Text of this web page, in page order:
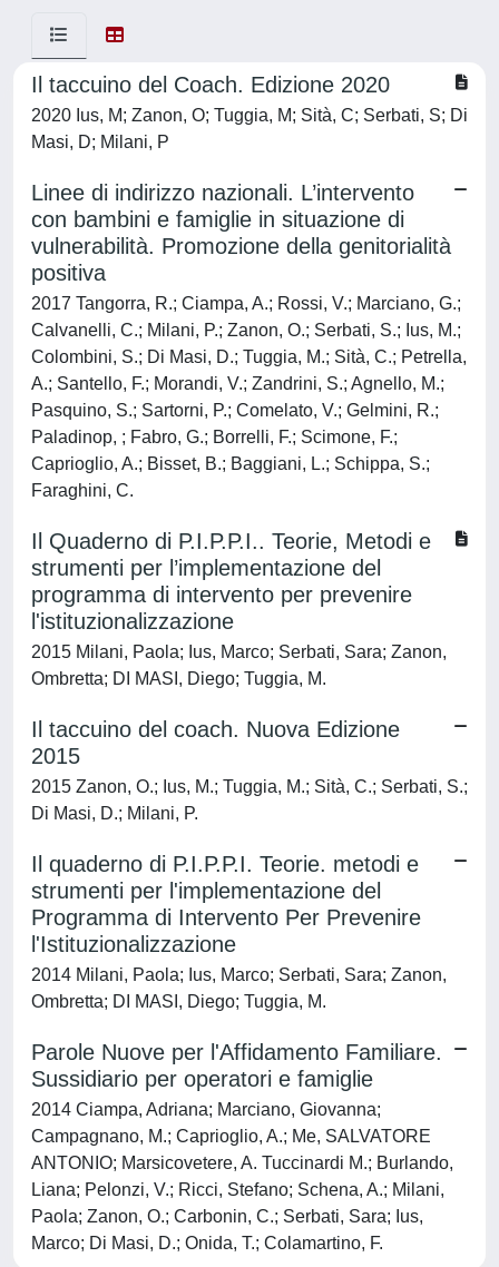
Il taccuino del Coach. Edizione 2020
2020 Ius, M; Zanon, O; Tuggia, M; Sità, C; Serbati, S; Di
Masi, D; Milani, P
Linee di indirizzo nazionali. L’intervento
con bambini e famiglie in situazione di
vulnerabilità. Promozione della genitorialità
positiva
2017 Tangorra, R.; Ciampa, A.; Rossi, V.; Marciano, G.;
Calvanelli, C.; Milani, P.; Zanon, O.; Serbati, S.; Ius, M.;
Colombini, S.; Di Masi, D.; Tuggia, M.; Sità, C.; Petrella,
A.; Santello, F.; Morandi, V.; Zandrini, S.; Agnello, M.;
Pasquino, S.; Sartorni, P.; Comelato, V.; Gelmini, R.;
Paladinop, ; Fabro, G.; Borrelli, F.; Scimone, F.;
Caprioglio, A.; Bisset, B.; Baggiani, L.; Schippa, S.;
Faraghini, C.
Il Quaderno di P.I.P.P.I.. Teorie, Metodi e
strumenti per l’implementazione del
programma di intervento per prevenire
l'istituzionalizzazione
2015 Milani, Paola; Ius, Marco; Serbati, Sara; Zanon,
Ombretta; DI MASI, Diego; Tuggia, M.
Il taccuino del coach. Nuova Edizione
2015
2015 Zanon, O.; Ius, M.; Tuggia, M.; Sità, C.; Serbati, S.;
Di Masi, D.; Milani, P.
Il quaderno di P.I.P.P.I. Teorie. metodi e
strumenti per l'implementazione del
Programma di Intervento Per Prevenire
l'Istituzionalizzazione
2014 Milani, Paola; Ius, Marco; Serbati, Sara; Zanon,
Ombretta; DI MASI, Diego; Tuggia, M.
Parole Nuove per l'Affidamento Familiare.
Sussidiario per operatori e famiglie
2014 Ciampa, Adriana; Marciano, Giovanna;
Campagnano, M.; Caprioglio, A.; Me, SALVATORE
ANTONIO; Marsicovetere, A. Tuccinardi M.; Burlando,
Liana; Pelonzi, V.; Ricci, Stefano; Schena, A.; Milani,
Paola; Zanon, O.; Carbonin, C.; Serbati, Sara; Ius,
Marco; Di Masi, D.; Onida, T.; Colamartino, F.